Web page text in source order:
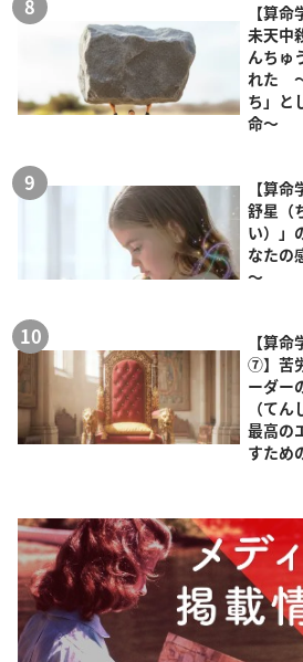
【算
未天中
んちゅ
れた
ち」と
命～
【算
舒星（
い）
なたの
～
【算
⑦】苦
ーダー
（て
最高の
すため